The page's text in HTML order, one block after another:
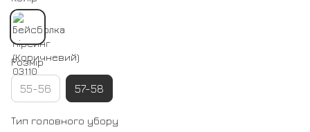
Розмір
55-56 57-58
Тип головного убору